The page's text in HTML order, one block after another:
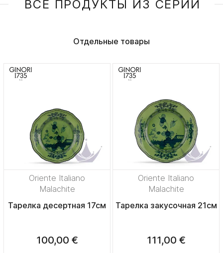
ВСЕ ПРОДУКТЫ ИЗ СЕРИИ
Отдельные товары
Oriente Italiano
Malachite
Тарелка десертная 17см
100,00 €
Oriente Italiano
Malachite
Тарелка закусочная 21см
111,00 €